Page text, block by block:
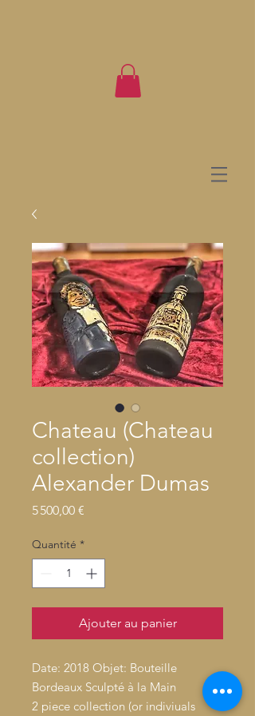
Chateau (Chateau
collection)
Alexander Dumas
5 500,00 €
Quantité *
Ajouter au panier
Date: 2018 Objet: Bouteille
Bordeaux Sculpté à la Main
2 piece collection (or indiviuals